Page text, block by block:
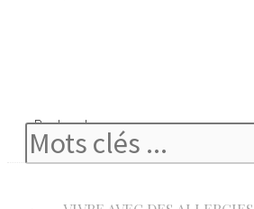
Rechercher